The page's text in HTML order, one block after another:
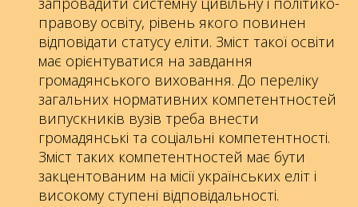
правову освіту, рівень якого повинен
відповідати статусу еліти. Зміст такої освіти
має орієнтуватися на завдання
громадянського виховання. До переліку
загальних нормативних компетентностей
випускників вузів треба внести
громадянські та соціальні компетентності.
Зміст таких компетентностей має бути
закцентованим на місії українських еліт і
високому ступені відповідальності.